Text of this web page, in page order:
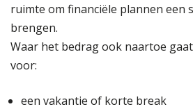
ruimte om financiële plannen een
brengen.
Waar het bedrag ook naartoe
voor:
een vakantie of korte break